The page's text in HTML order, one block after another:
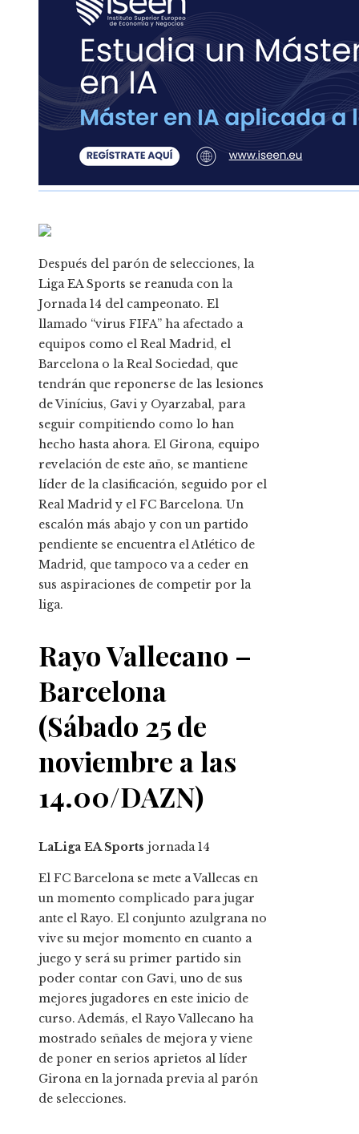
Después del parón de selecciones, la
Liga EA Sports se reanuda con la
Jornada 14 del campeonato. El
llamado “virus FIFA” ha afectado a
equipos como el Real Madrid, el
Barcelona o la Real Sociedad, que
tendrán que reponerse de las lesiones
de Vinícius, Gavi y Oyarzabal, para
seguir compitiendo como lo han
hecho hasta ahora. El Girona, equipo
revelación de este año, se mantiene
líder de la clasificación, seguido por el
Real Madrid y el FC Barcelona. Un
escalón más abajo y con un partido
pendiente se encuentra el Atlético de
Madrid, que tampoco va a ceder en
sus aspiraciones de competir por la
liga.
Rayo Vallecano –
Barcelona
(Sábado 25 de
noviembre a las
14.00/DAZN)
LaLiga EA Sports jornada 14
El FC Barcelona se mete a Vallecas en
un momento complicado para jugar
ante el Rayo. El conjunto azulgrana no
vive su mejor momento en cuanto a
juego y será su primer partido sin
poder contar con Gavi, uno de sus
mejores jugadores en este inicio de
curso. Además, el Rayo Vallecano ha
mostrado señales de mejora y viene
de poner en serios aprietos al líder
Girona en la jornada previa al parón
de selecciones.